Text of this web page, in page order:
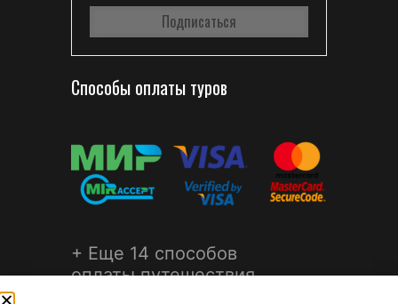
Способы оплаты туров
+ Еще 14 способов
оплаты путешествия